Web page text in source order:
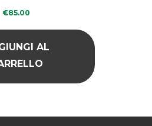
INVERNALE
€85.00
AL